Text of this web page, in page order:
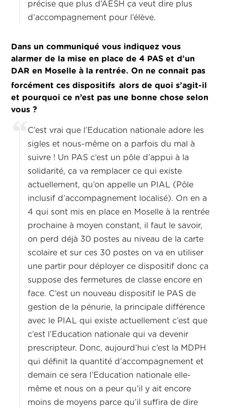
précise que plus d’AESH ça veut dire plus
d’accompagnement pour l’élève.
Dans un communiqué vous indiquez vous
alarmer de la mise en place de 4 PAS et d’un
DAR en Moselle à la rentrée. On ne connait pas
forcément ces dispositifs alors de quoi s’agit-il
et pourquoi ce n’est pas une bonne chose selon
vous ?
C’est vrai que l’Education nationale adore les
sigles et nous-même on a parfois du mal à
suivre ! Un PAS c’est un pôle d’appui à la
solidarité, ça va remplacer ce qui existe
actuellement, qu’on appelle un PIAL (Pôle
inclusif d’accompagnement localisé). On en a
4 qui sont mis en place en Moselle à la rentrée
prochaine à moyen constant, il faut le savoir,
on perd déjà 30 postes au niveau de la carte
scolaire et sur ces 30 postes on va en utiliser
une partir pour déployer ce dispositif donc ça
suppose des fermetures de classe encore en
face. C’est un nouveau dispositif le PAS de
gestion de la pénurie, la principale différence
avec le PIAL qui existe actuellement c’est que
c’est l’Education nationale qui va devenir
prescripteur. Donc, aujourd’hui c’est la MDPH
qui définit la quantité d’accompagnement et
demain ce sera l’Education nationale elle-
même et nous on a peur qu’il y ait encore
moins de moyens parce qu’il suffira de dire